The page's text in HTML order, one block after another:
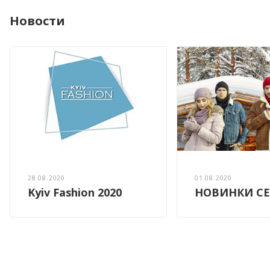
Новости
28.08.2020
Kyiv Fashion 2020
01.08.2020
НОВИНКИ